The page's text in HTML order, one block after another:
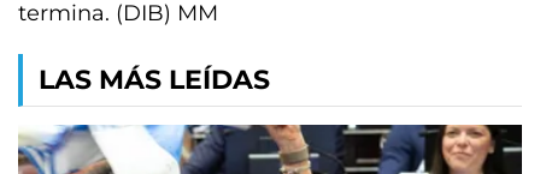
termina. (DIB) MM
LAS MÁS LEÍDAS